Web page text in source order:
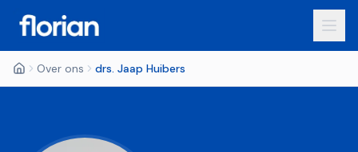
Over ons drs. Jaap Huibers